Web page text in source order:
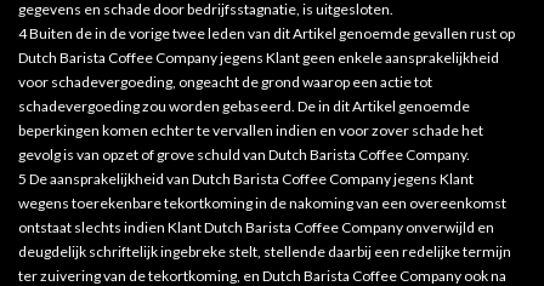
gegevens en schade door bedrijfsstagnatie, is uitgesloten.
4 Buiten de in de vorige twee leden van dit Artikel genoemde gevallen rust op
Dutch Barista Coffee Company jegens Klant geen enkele aansprakelijkheid
voor schadevergoeding, ongeacht de grond waarop een actie tot
schadevergoeding zou worden gebaseerd. De in dit Artikel genoemde
beperkingen komen echter te vervallen indien en voor zover schade het
gevolg is van opzet of grove schuld van Dutch Barista Coffee Company.
5 De aansprakelijkheid van Dutch Barista Coffee Company jegens Klant
wegens toerekenbare tekortkoming in de nakoming van een overeenkomst
ontstaat slechts indien Klant Dutch Barista Coffee Company onverwijld en
deugdelijk schriftelijk ingebreke stelt, stellende daarbij een redelijke termijn
ter zuivering van de tekortkoming, en Dutch Barista Coffee Company ook na